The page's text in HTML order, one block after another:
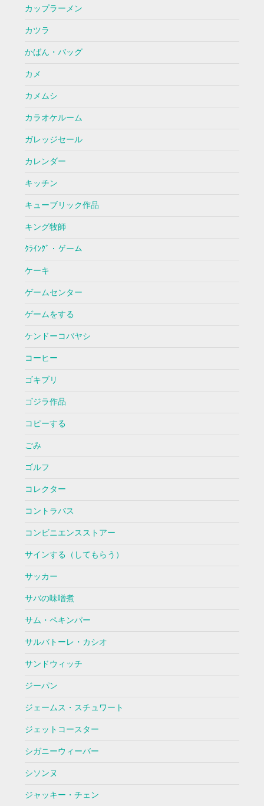
カップラーメン
カツラ
かばん・バッグ
カメ
カメムシ
カラオケルーム
ガレッジセール
カレンダー
キッチン
キューブリック作品
キング牧師
ｸﾗｲﾝｸﾞ・ゲーム
ケーキ
ゲームセンター
ゲームをする
ケンドーコバヤシ
コーヒー
ゴキブリ
ゴジラ作品
コピーする
ごみ
ゴルフ
コレクター
コントラバス
コンビニエンスストアー
サインする（してもらう）
サッカー
サバの味噌煮
サム・ペキンパー
サルバトーレ・カシオ
サンドウィッチ
ジーパン
ジェームス・スチュワート
ジェットコースター
シガニーウィーバー
シソンヌ
ジャッキー・チェン